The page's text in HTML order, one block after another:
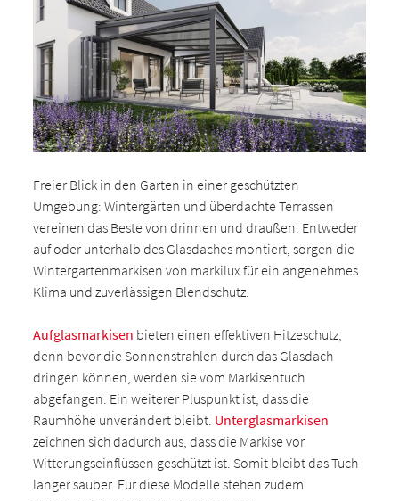
Freier Blick in den Garten in einer geschützten
Umgebung: Wintergärten und überdachte Terrassen
vereinen das Beste von drinnen und draußen. Entweder
auf oder unterhalb des Glasdaches montiert, sorgen die
Wintergartenmarkisen von markilux für ein angenehmes
Klima und zuverlässigen Blendschutz.
Aufglasmarkisen bieten einen effektiven Hitzeschutz,
denn bevor die Sonnenstrahlen durch das Glasdach
dringen können, werden sie vom Markisentuch
abgefangen. Ein weiterer Pluspunkt ist, dass die
Raumhöhe unverändert bleibt. Unterglasmarkisen
zeichnen sich dadurch aus, dass die Markise vor
Witterungseinflüssen geschützt ist. Somit bleibt das Tuch
länger sauber. Für diese Modelle stehen zudem